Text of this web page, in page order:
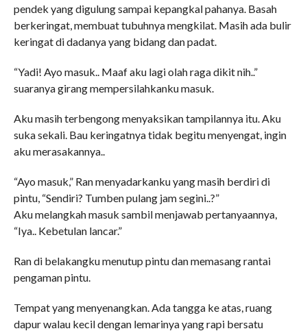
pendek yang digulung sampai kepangkal pahanya. Basah
berkeringat, membuat tubuhnya mengkilat. Masih ada bulir
keringat di dadanya yang bidang dan padat.
“Yadi! Ayo masuk.. Maaf aku lagi olah raga dikit nih..”
suaranya girang mempersilahkanku masuk.
Aku masih terbengong menyaksikan tampilannya itu. Aku
suka sekali. Bau keringatnya tidak begitu menyengat, ingin
aku merasakannya..
“Ayo masuk,” Ran menyadarkanku yang masih berdiri di
pintu, “Sendiri? Tumben pulang jam segini..?”
Aku melangkah masuk sambil menjawab pertanyaannya,
“Iya.. Kebetulan lancar.”
Ran di belakangku menutup pintu dan memasang rantai
pengaman pintu.
Tempat yang menyenangkan. Ada tangga ke atas, ruang
dapur walau kecil dengan lemarinya yang rapi bersatu